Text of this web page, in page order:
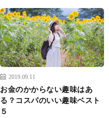
2019.09.11
お金のかからない趣味はあ
る？コスパのいい趣味ベスト
５